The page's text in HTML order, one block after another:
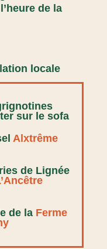
de la
sur le sofa
Alxtrême
de Lignée
de la Ferme